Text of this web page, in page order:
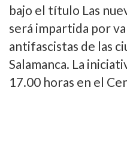
bajo el tí­tulo Las
será impartida por
antifascistas de las
Salamanca. La
17.00 horas en el